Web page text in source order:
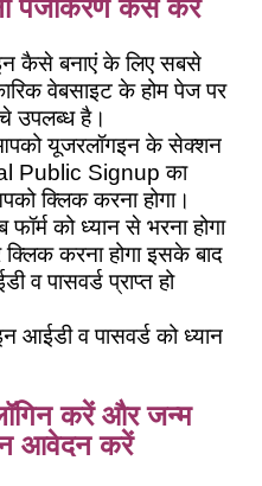
पंजीकरण कैसे करें
कैसे बनाएं के लिए सबसे
वेबसाइट के होम पेज पर
उपलब्ध है।
यूजरलॉगइन के सेक्शन
Public Signup का
क्लिक करना होगा।
को ध्यान से भरना होगा
करना होगा इसके बाद
पासवर्ड प्राप्त हो
व पासवर्ड को ध्यान
करें और जन्म
आवेदन करें